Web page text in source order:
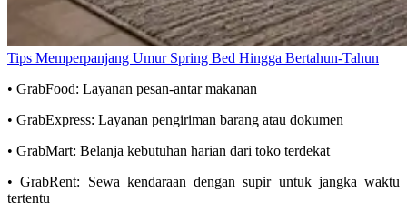
Tips Memperpanjang Umur Spring Bed Hingga Bertahun-Tahun
• GrabFood: Layanan pesan-antar makanan
• GrabExpress: Layanan pengiriman barang atau dokumen
• GrabMart: Belanja kebutuhan harian dari toko terdekat
• GrabRent: Sewa kendaraan dengan supir untuk jangka waktu
tertentu